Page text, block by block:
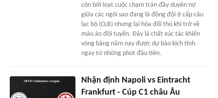
còn bởi loạt cuộc chạm trán đầy duyên nợ
giữa các ngôi sao đang là đồng đội ở cấp câu
lạc bộ (CLB) nhưng lại hóa đối thủ khi trở về
màu áo đội tuyển. Đây là chất xúc tác khiến
vòng bảng năm nay được dự báo kịch tính
ngay từ những phút đầu tiên.
Nhận định Napoli vs Eintracht
Frankfurt - Cúp C1 châu Âu